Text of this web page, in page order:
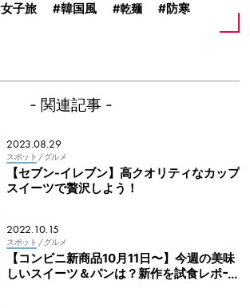
女子旅 韓国風 乾麺 防寒
- 関連記事 -
2023.08.29
スポット / グルメ
【セブン-イレブン】高クオリティなカップ
スイーツで贅沢しよう！
2022.10.15
スポット / グルメ
【コンビニ新商品10月11日〜】今週の美味
しいスイーツ＆パンは？新作を試食レポー